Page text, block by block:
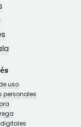
uso
personales